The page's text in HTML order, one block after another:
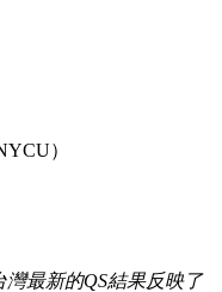
）
灣最新的QS結果反映了